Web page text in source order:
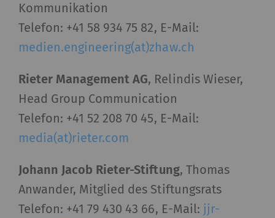
Kommunikation
Telefon: +41 58 934 75 82, E-Mail:
medien.engineering(at)zhaw.ch
Rieter Management AG, Relindis Wieser,
Head Group Communication
Telefon: +41 52 208 70 45, E-Mail:
media(at)rieter.com
Johann Jacob Rieter-Stiftung, Thomas
Anwander, Mitglied des Stiftungsrats
Telefon: +41 79 430 43 66, E-Mail: jjr-